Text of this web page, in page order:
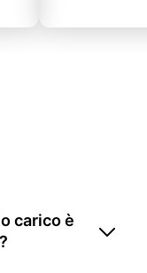
carico è